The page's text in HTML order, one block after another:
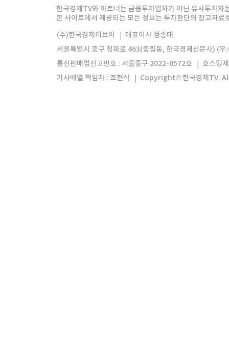
한경미디어그룹 한국경제신문 한국경제
모바일앱 한국경제TV앱
한국경제TV와 파트너는 금융투자업자가 아닌 유사투자
본 사이트에서 제공되는 모든 정보는 투자판단의 참고자
(주)한국경제티브이
대표이사 정종태
서울특별시 중구 청파로 463(중림동, 한국경제신문사) (
통신판매업신고번호 : 서울중구 2022-0572호
호스팅
기사배열 책임자 : 조현석
Copyright© 한국경제TV.